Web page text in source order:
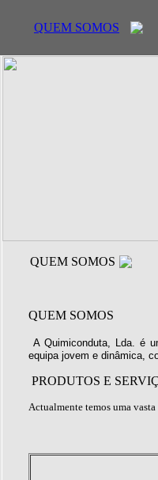
QUEM SOMOS
QUEM SOMOS
QUEM SOMOS
A Quimiconduta, Lda. é
equipa jovem e dinâmica,
PRODUTOS E
Actualmente temos uma